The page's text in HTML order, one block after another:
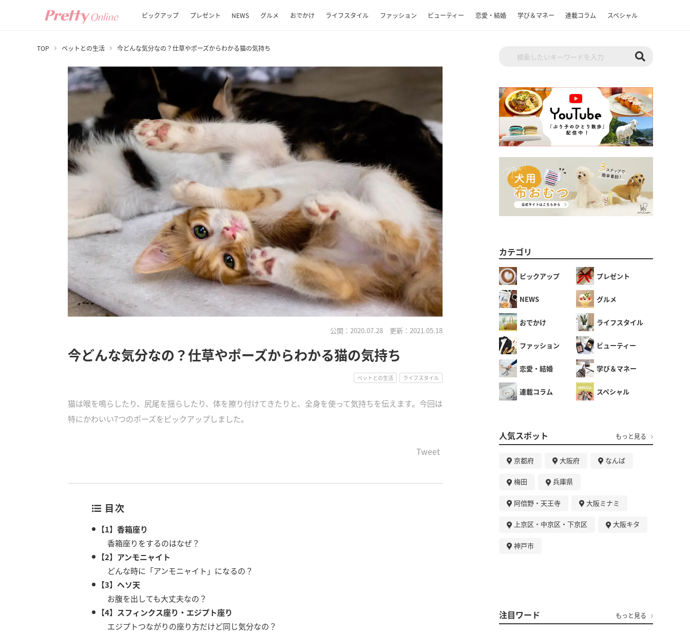
ピックアップ プレゼント NEWS グルメ おでかけ ライフスタイル ファッション ビューティー 恋愛・結婚 学び＆マネー 連載コラム スペシャル
TOP ペットとの生活 今どんな気分なの？仕草やポーズからわかる猫の気持ち
公開：2020.07.28 更新：2021.05.18
今どんな気分なの？仕草やポーズからわかる猫の気持ち
ペットとの生活 ライフスタイル
猫は喉を鳴らしたり、尻尾を揺らしたり、体を擦り付けてきたりと、全身を使って気持ちを伝えます。今回は
特にかわいい7つのポーズをピックアップしました。
Tweet
目次
【1】香箱座り
香箱座りをするのはなぜ？
【2】アンモニャイト
どんな時に「アンモニャイト」になるの？
【3】ヘソ天
お腹を出しても大丈夫なの？
【4】スフィンクス座り・エジプト座り
エジプトつながりの座り方だけど同じ気分なの？
カテゴリ
ピックアップ プレゼント
NEWS グルメ
おでかけ ライフスタイル
ファッション ビューティー
恋愛・結婚 学び＆マネー
連載コラム スペシャル
人気スポット もっと見る
京都府 大阪府 なんば
梅田 兵庫県
阿倍野・天王寺 大阪ミナミ
上京区・中京区・下京区 大阪キタ
神戸市
注目ワード もっと見る